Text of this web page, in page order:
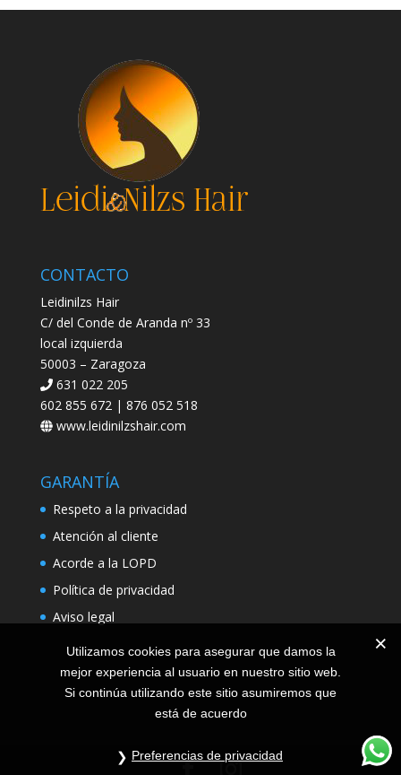
CONTACTO
Leidinilzs Hair
C/ del Conde de Aranda nº 33
local izquierda
50003 – Zaragoza
631 022 205
602 855 672 | 876 052 518
www.leidinilzshair.com
GARANTÍA
Respeto a la privacidad
Atención al cliente
Acorde a la LOPD
Política de privacidad
Aviso legal
Utilizamos cookies para asegurar que damos la
mejor experiencia al usuario en nuestro sitio web.
Si continúa utilizando este sitio asumiremos que
está de acuerdo
Preferencias de privacidad